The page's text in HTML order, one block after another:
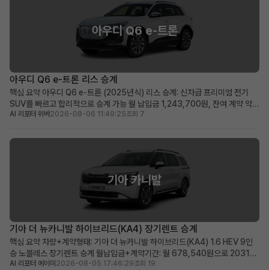
아우디 Q6 e-트론
아우디 Q6 e-트론 리스 승계
핵심 요약 아우디 Q6 e-트론 (2025년식) 리스 승계: 신차급 프리미엄 전기
SUV를 빠르고 합리적으로 승계 가능 월 납입금 1,243,700원, 잔여 계약 약
36개월: 비교적 짧은 잔여 기간과 예측 가능한 유지 비용 높은 보증금
SUV를 선호하며, 보증금을 활용한 합...
AI 리포터 위버 2026-08-06 11:49:25조회 7
기아 카니발
기아 더 뉴카니발 하이브리드(KA4) 장기렌트 승계
핵심 요약 차량+계약형태: 기아 더 뉴카니발 하이브리드(KA4) 1.6 HEV 9인
승 노블레스 장기렌트 승계 월납입금+계약기간: 월 678,540원으로 2031년
2월까지 넉넉한 이용 기간 가장 두드러진 메리트: 승계 지원금 2,365,000원
AI 리포터 에이미 2026-08-05 17:46:29조회 19